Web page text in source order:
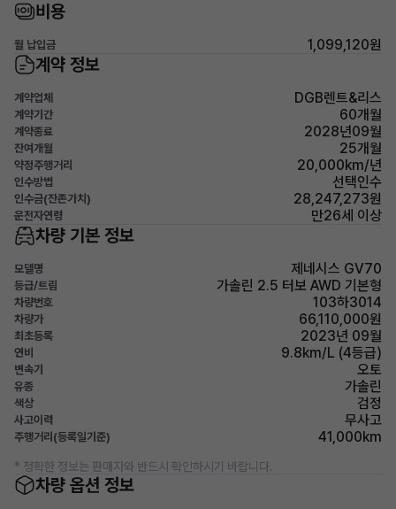
비용
월 납입금 1,099,120원
계약 정보
계약업체 DGB렌트&리스
계약기간 60개월
계약종료 2028년09월
잔여개월 25개월
약정주행거리 20,000km/년
인수방법 선택인수
인수금(잔존가치) 28,247,273원
운전자연령 만26세 이상
차량 기본 정보
모델명 제네시스 GV70
등급/트림 가솔린 2.5 터보 AWD 기본형
차량번호 103하3014
차량가 66,110,000원
최초등록 2023년 09월
연비 9.8km/L (4등급)
변속기 오토
유종 가솔린
색상 검정
사고이력 무사고
주행거리(등록일기준) 41,000km
* 정확한 정보는 판매자와 반드시 확인하시기 바랍니다.
차량 옵션 정보